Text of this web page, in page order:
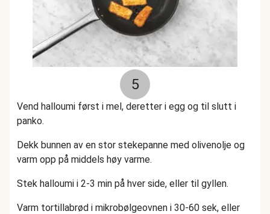
5
Vend halloumi først i mel, deretter i egg og til slutt i
panko.
Dekk bunnen av en stor stekepanne med olivenolje og
varm opp på middels høy varme.
Stek halloumi i 2-3 min på hver side, eller til gyllen.
Varm tortillabrød i mikrobølgeovnen i 30-60 sek, eller